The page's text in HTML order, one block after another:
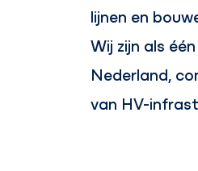
lijnen en
Wij zijn als
Nederland,
van HV-